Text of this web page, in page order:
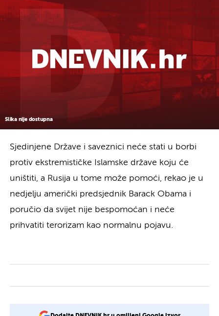
Slika nije dostupna
Sjedinjene Države i saveznici neće stati u borbi
protiv ekstremističke Islamske države koju će
uništiti, a Rusija u tome može pomoći, rekao je u
nedjelju američki predsjednik Barack Obama i
poručio da svijet nije bespomoćan i neće
prihvatiti terorizam kao normalnu pojavu.